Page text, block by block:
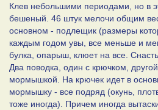
Клев небольшими периодами, но в
бешеный. 46 штук мелочи общим
основном - подлещик (размеры
каждым годом увы, все меньше и
булка, опарыш, клюет на все.
Два поводка, один с крючком,
мормышкой. На крючек идет в
мормышку - все подряд (окунь,
тоже иногда). Причем иногда